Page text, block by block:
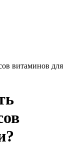
витаминов для